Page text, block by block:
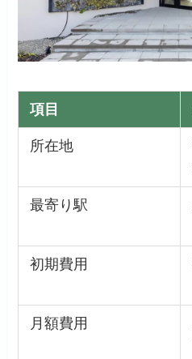
項目
所在地
最寄り駅
初期費用
月額費用